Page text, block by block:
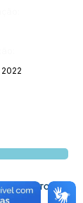
AGOSTO DE